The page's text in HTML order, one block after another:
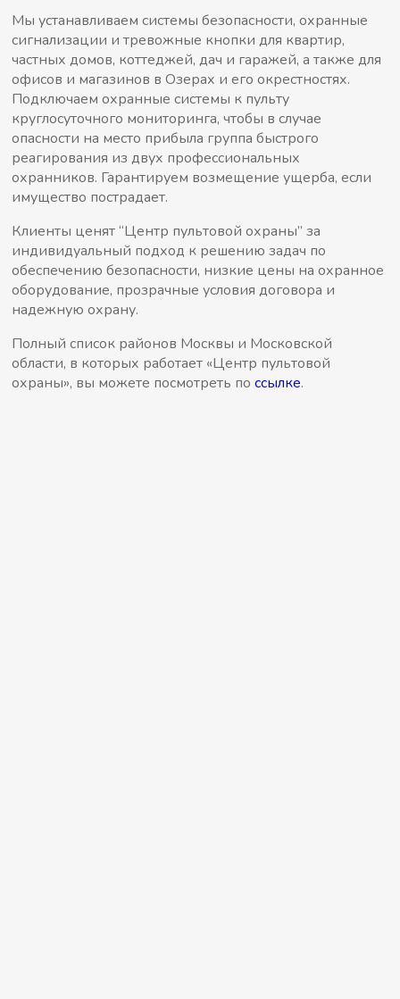
Мы устанавливаем системы безопасности, охранные
сигнализации и тревожные кнопки для квартир,
частных домов, коттеджей, дач и гаражей, а также для
офисов и магазинов в Озерах и его окрестностях.
Подключаем охранные системы к пульту
круглосуточного мониторинга, чтобы в случае
опасности на место прибыла группа быстрого
реагирования из двух профессиональных
охранников. Гарантируем возмещение ущерба, если
имущество пострадает.
Клиенты ценят “Центр пультовой охраны” за
индивидуальный подход к решению задач по
обеспечению безопасности, низкие цены на охранное
оборудование, прозрачные условия договора и
надежную охрану.
Полный список районов Москвы и Московской
области, в которых работает «Центр пультовой
охраны», вы можете посмотреть поссылке.